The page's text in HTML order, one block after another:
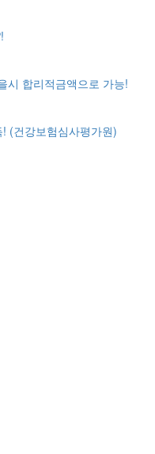
시 합리적금액으로 가능!
(건강보험심사평가원)